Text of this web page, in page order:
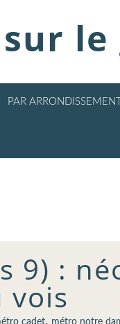
sur
PAR ARRONDISSEMENT
9) :
cadet, métro notre